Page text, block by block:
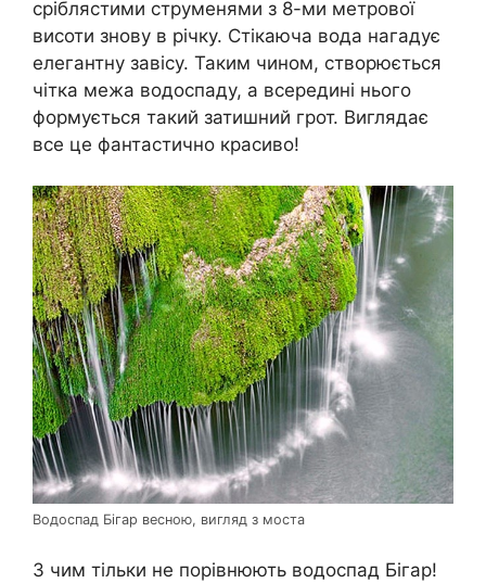
сріблястими струменями з 8-ми метрової
висоти знову в річку. Стікаюча вода нагадує
елегантну завісу. Таким чином, створюється
чітка межа водоспаду, а всередині нього
формується такий затишний грот. Виглядає
все це фантастично красиво!
Водоспад Бігар весною, вигляд з моста
З чим тільки не порівнюють водоспад Бігар!